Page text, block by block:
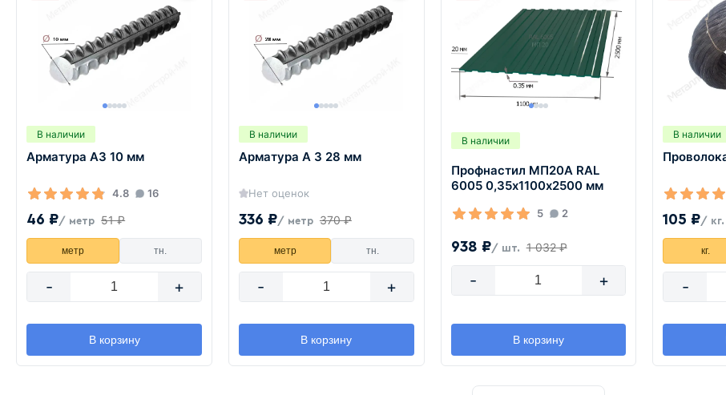
В наличии
Арматура А3 10 мм
4.8 16
46 ₽/ метр 51 ₽
метр тн.
- +
В корзину
В наличии
Арматура А 3 28 мм
Нет оценок
336 ₽/ метр 370 ₽
метр тн.
- +
В корзину
В наличии
Профнастил МП20А RAL
6005 0,35х1100х2500 мм
5 2
938 ₽/ шт. 1 032 ₽
- +
В корзину
В наличии
105 ₽/ кг.
кг.
-